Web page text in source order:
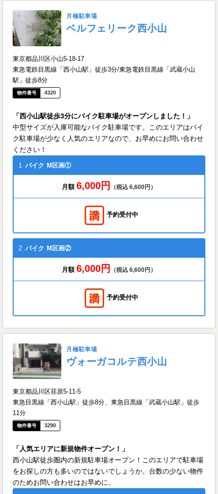
月極駐車場
ベルフェリーク西小山
東京都品川区小山5-18-17
東急電鉄目黒線「西小山駅」徒歩3分/東急電鉄目黒線「武蔵小山
駅」徒歩8分
4320
「西小山駅徒歩3分にバイク駐車場がオープンしました！」
中型サイズが入庫可能なバイク駐車場です。このエリアはバイ
ク駐車場が少なく人気のエリアなので、お早めにお問い合わせ
ください！
1 バイク M区画①
月額 6,000円 （税込 6,600円）
予約受付中
2 バイク M区画②
月額 6,000円 （税込 6,600円）
予約受付中
月極駐車場
ヴォーガコルテ西小山
東京都品川区荏原5-11-5
東急目黒線「西小山駅」徒歩8分、東急目黒線「武蔵小山駅」徒歩
11分
3290
「人気エリアに新規物件オープン！」
西小山駅徒歩圏内の新規駐車場オープン！このエリアで駐車場
をお探しの方も多いのではないでしょうか。台数の少ない物件
のためお問い合わせはお早めに。